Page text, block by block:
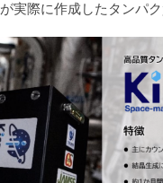
実際に作成したタンパク